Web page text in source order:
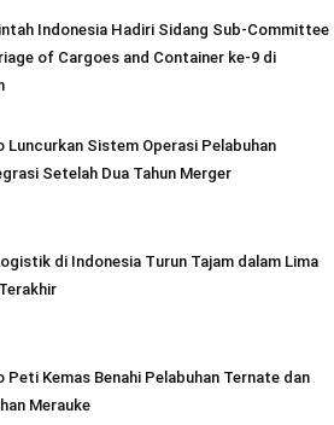
Indonesia Hadiri Sidang Sub-Committee
of Cargoes and Container ke-9 di
Luncurkan Sistem Operasi Pelabuhan
Setelah Dua Tahun Merger
di Indonesia Turun Tajam dalam Lima
Peti Kemas Benahi Pelabuhan Ternate dan
Merauke